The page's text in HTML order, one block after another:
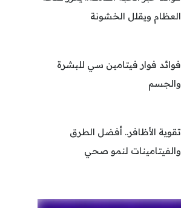
العظام ويقلل الخشونة
فوائد فوار فيتامين سي للبشرة
والجسم
تقوية الأظافر.. أفضل الطرق
والفيتامينات لنمو صحي